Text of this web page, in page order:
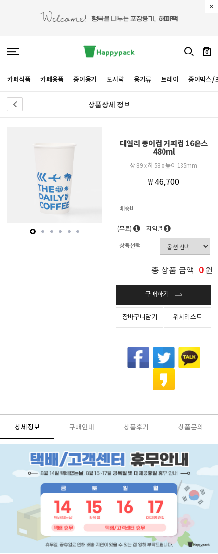
0
카페식품 카페용품 종이용기 도시락 용기류 트레이 종이박스/
상품상세 정보
데일리 종이컵 커피컵 16온스
480ml
상 89 x 하 58 x 높이 135mm
₩ 46,700
배송비
(무료) 지역별
상품선택
총 상품 금액 0원
구매하기
장바구니담기 위시리스트
상세정보 구매안내 상품후기 상품문의